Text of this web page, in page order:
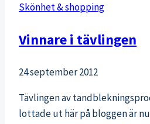
Skönhet & shopping
Vinnare i tävlingen
24 september 2012
Tävlingen av
lottade ut här på bloggen är